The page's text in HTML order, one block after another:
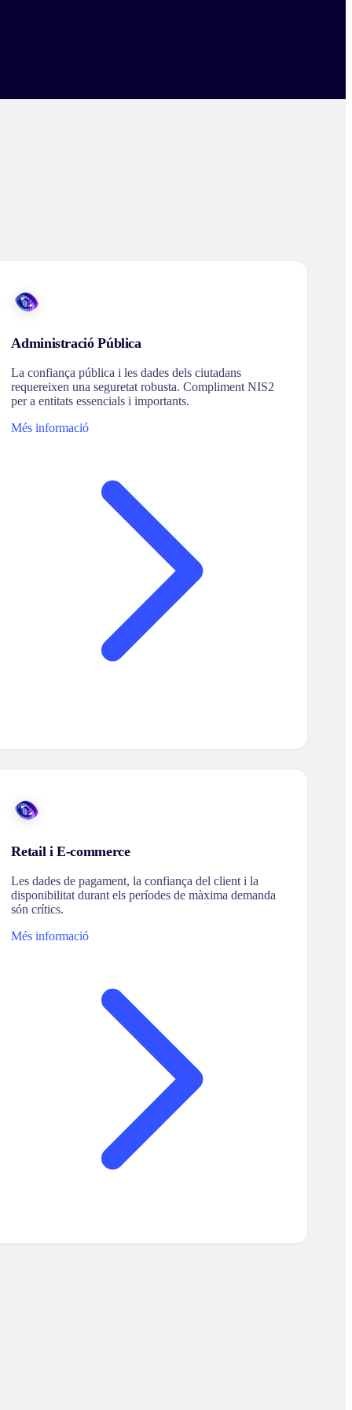
Administració Pública
La confiança pública i les dades dels ciutadans
requereixen una seguretat robusta. Compliment NIS2
per a entitats essencials i importants.
Més informació
Retail i E-commerce
Les dades de pagament, la confiança del client i la
disponibilitat durant els períodes de màxima demanda
són crítics.
Més informació